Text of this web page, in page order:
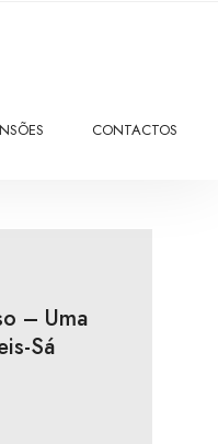
CONTACTOS
– Uma
Sá